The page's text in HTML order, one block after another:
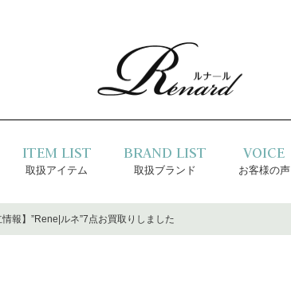
ITEM LIST
取扱アイテム
BRAND LIST
取扱ブランド
VOICE
お客様の声
情報】”Rene|ルネ”7点お買取りしました